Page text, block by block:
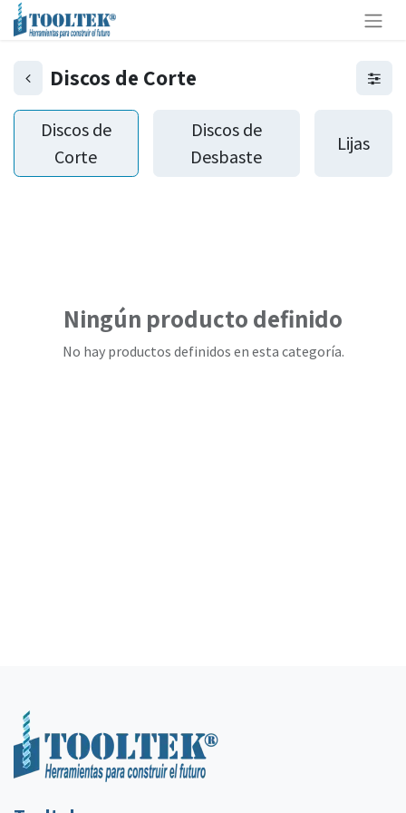
Discos de Corte
Discos de
Corte
Discos de
Desbaste
Lijas
Ningún producto definido
No hay productos definidos en esta categoría.